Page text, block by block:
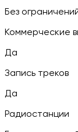
Без
Коммерческие
Да
Запись треков
Да
Радиостанции